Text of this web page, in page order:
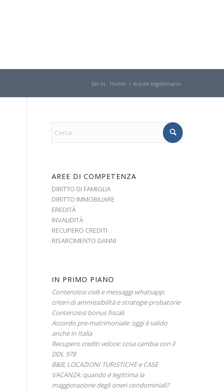
Sei in: Home / erede legittimario
AREE DI COMPETENZA
DIRITTO DI FAMIGLIA
DIRITTO IMMOBILIARE
EREDITÀ
INVALIDITÀ
RECUPERO CREDITI
RISARCIMENTO DANNI
IN PRIMO PIANO
Contenziosi civili e messaggi whatsapp:
criteri di ammissibilità e strategie probatorie
Contenziosi bonus fiscali
Accordo pre-matrimoniale: oggi è valido
anche in Italia
Recupero crediti veloce: cosa cambia con il
DDL 978
B&B, LOCAZIONI TURISTICHE e CASE
VACANZA: quando è legittima la
maggiorazione degli oneri condominiali?